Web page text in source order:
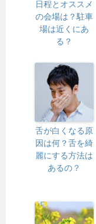
日程とオススメ
の会場は？駐車
場は近くにあ
る？
舌が白くなる原
因は何？舌を綺
麗にする方法は
あるの？